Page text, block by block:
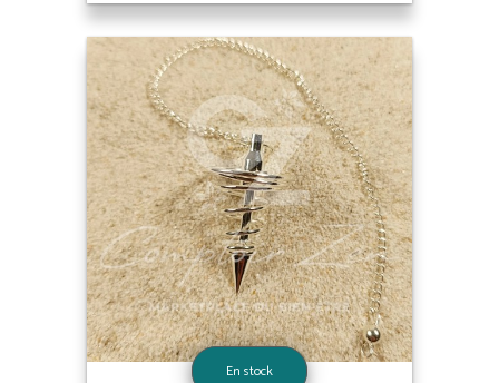
En stock